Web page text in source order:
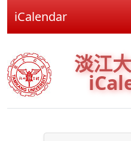
iCalendar
淡江